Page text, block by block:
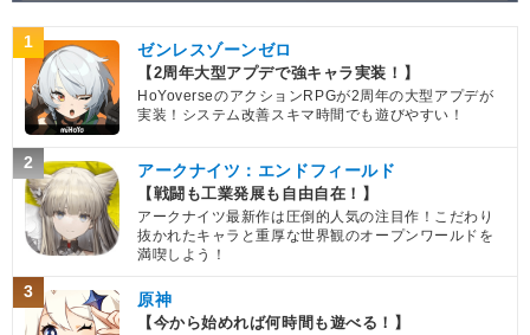
1 ゼンレスゾーンゼロ
【2周年大型アプデで強キャラ実装！】
HoYoverseのアクションRPGが2周年の大型アプデが
実装！システム改善スキマ時間でも遊びやすい！
2 アークナイツ：エンドフィールド
【戦闘も工業発展も自由自在！】
アークナイツ最新作は圧倒的人気の注目作！こだわり
抜かれたキャラと重厚な世界観のオープンワールドを
満喫しよう！
3 原神
【今から始めれば何時間も遊べる！】